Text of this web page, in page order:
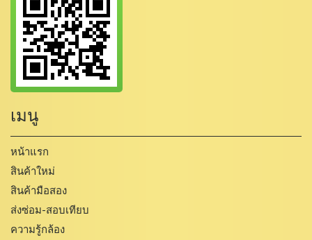
เมนู
หน้าแรก
สินค้าใหม่
สินค้ามือสอง
ส่งซ่อม-สอบเทียบ
ความรู้กล้อง